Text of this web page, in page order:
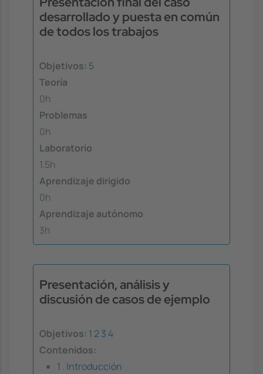
desarrollado y puesta en común
de todos los trabajos
Objetivos: 5
Teoría
0h
Problemas
0h
Laboratorio
1.5h
Aprendizaje dirigido
0h
Aprendizaje autónomo
3h
Presentación, análisis y
discusión de casos de ejemplo
Objetivos: 1 23 4
Contenidos:
1 . Introducción